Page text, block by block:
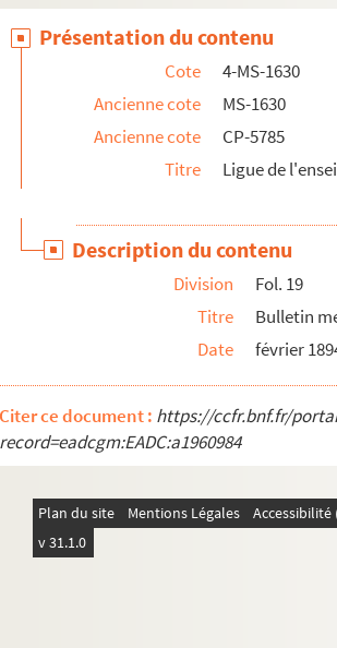
8-MS-1644. Cartes de visite envoyées à Duvand
8-MS-1645. Cartes de visite envoyées à
Présentation du contenu
Cote
4-MS-1630
Ancienne cote
MS-1630
Ancienne cote
CP-5785
Titre
Ligue de
Description du contenu
Division
Fol. 19
Titre
Bulletin
Date
février
Citer ce document : https://ccfr.bnf.fr/
record=eadcgm:EADC:a1960984
Plan du site Mentions Légales
v 31.1.0